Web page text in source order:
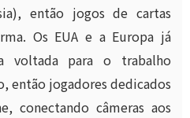
então jogos de cartas
Os EUA e a Europa já
voltada para o trabalho
então jogadores dedicados
conectando câmeras aos